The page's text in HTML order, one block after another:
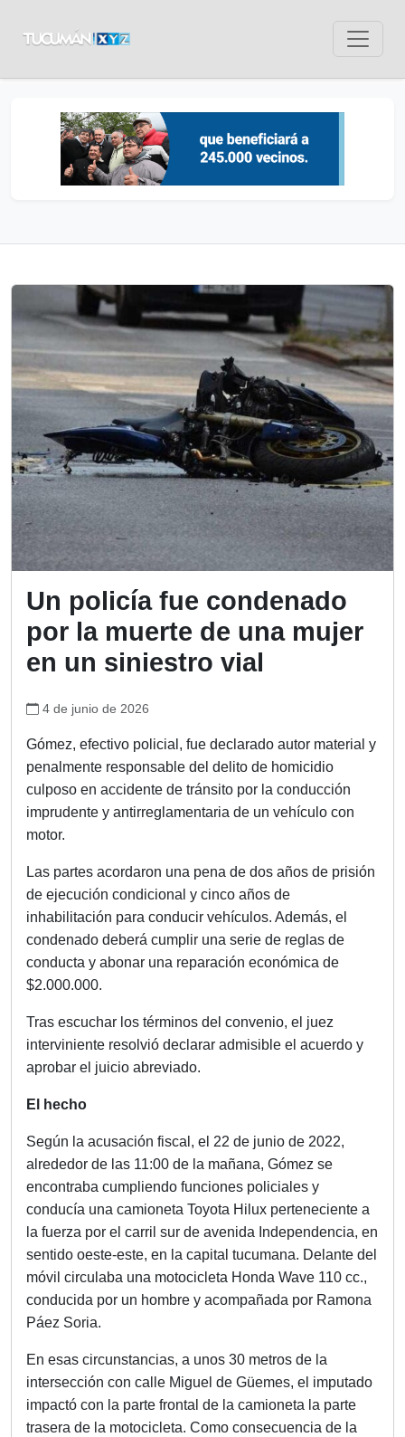
Un policía fue condenado
por la muerte de una mujer
en un siniestro vial
4 de junio de 2026
Gómez, efectivo policial, fue declarado autor material y
penalmente responsable del delito de homicidio
culposo en accidente de tránsito por la conducción
imprudente y antirreglamentaria de un vehículo con
motor.
Las partes acordaron una pena de dos años de prisión
de ejecución condicional y cinco años de
inhabilitación para conducir vehículos. Además, el
condenado deberá cumplir una serie de reglas de
conducta y abonar una reparación económica de
$2.000.000.
Tras escuchar los términos del convenio, el juez
interviniente resolvió declarar admisible el acuerdo y
aprobar el juicio abreviado.
El hecho
Según la acusación fiscal, el 22 de junio de 2022,
alrededor de las 11:00 de la mañana, Gómez se
encontraba cumpliendo funciones policiales y
conducía una camioneta Toyota Hilux perteneciente a
la fuerza por el carril sur de avenida Independencia, en
sentido oeste-este, en la capital tucumana. Delante del
móvil circulaba una motocicleta Honda Wave 110 cc.,
conducida por un hombre y acompañada por Ramona
Páez Soria.
En esas circunstancias, a unos 30 metros de la
intersección con calle Miguel de Güemes, el imputado
impactó con la parte frontal de la camioneta la parte
trasera de la motocicleta. Como consecuencia de la